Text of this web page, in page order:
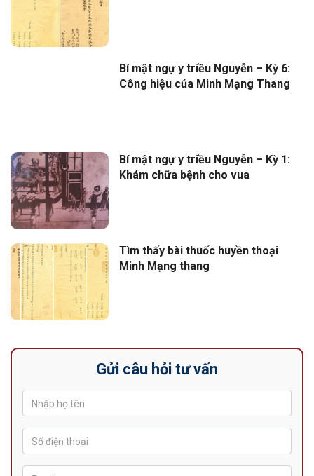
Bí mật ngự y triều Nguyễn – Kỳ 6:
Công hiệu của Minh Mạng Thang
Bí mật ngự y triều Nguyễn – Kỳ 1:
Khám chữa bệnh cho vua
Tìm thấy bài thuốc huyền thoại
Minh Mạng thang
Gửi câu hỏi tư vấn